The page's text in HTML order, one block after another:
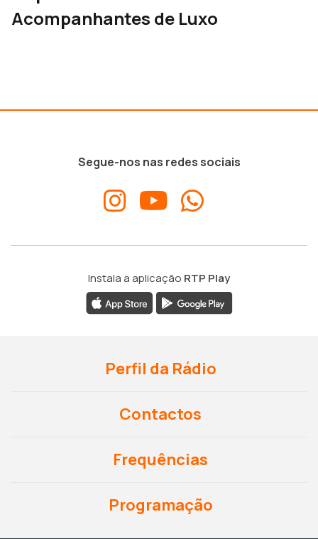
Acompanhantes de Luxo
Segue-nos nas redes sociais
Instala a aplicação RTP Play
Perfil da Rádio
Contactos
Frequências
Programação